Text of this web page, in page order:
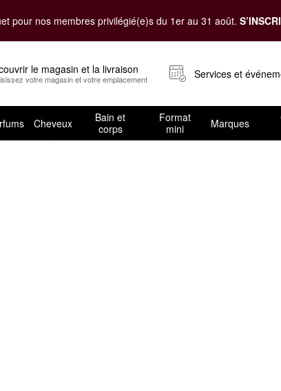
pour nos membres privilégié(e)s du 1er au 31 août.
le magasin et la livraison
votre magasin et votre emplacement Services et
Cheveux
Bain et
corps
Format
mini
Marques